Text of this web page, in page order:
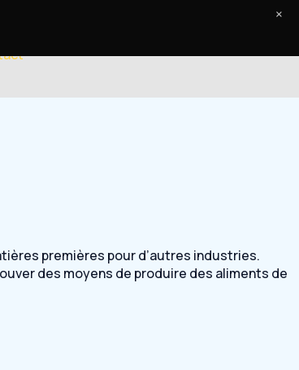
premières pour d’autres industries.
des moyens de produire des aliments de
×